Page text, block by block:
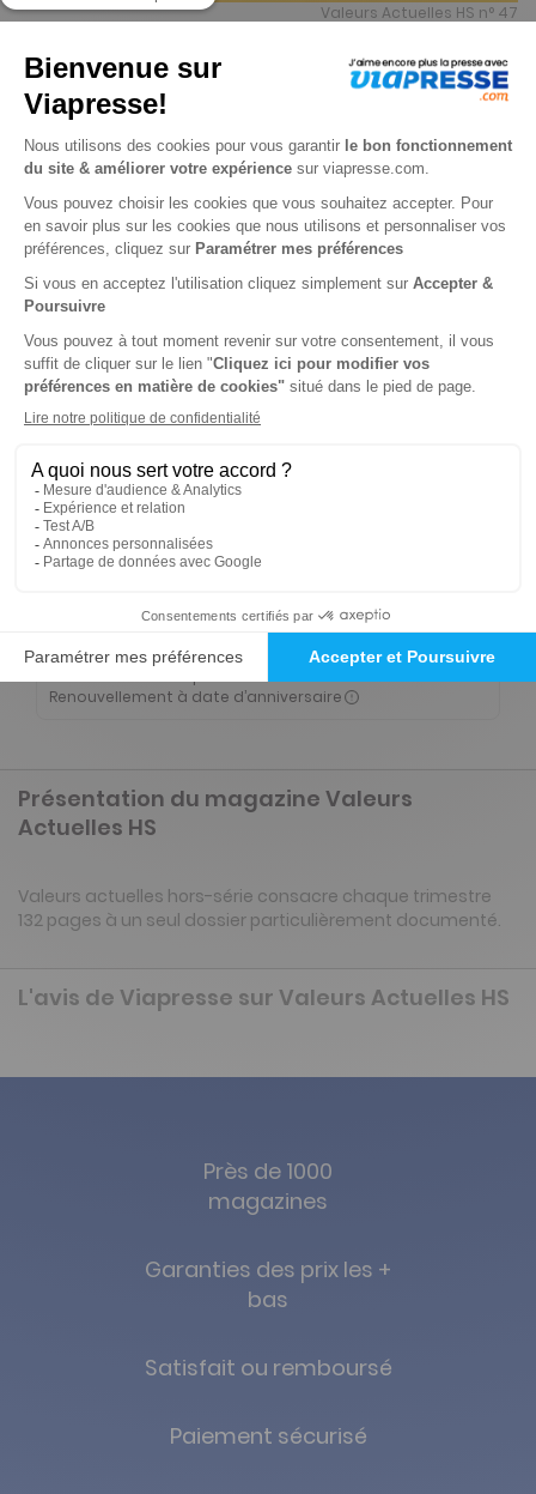
Valeurs Actuelles HS n° 47
Je choisis un support
Papier
Je choisis une durée
Abonnement 1 an
152€15 Tarif Kiosque :
Tarif France métropolitaine
Renouvellement à date d’anniversaire
Abonnement 1 an
25€42 Tarif Kiosque :47€60
Renouvellement à date d’anniversaire
Présentation du magazine Valeurs
Actuelles HS
Valeurs actuelles hors-série consacre chaque trimestre
132 pages à un seul dossier particulièrement documenté.
L'avis de Viapresse sur Valeurs Actuelles HS
Près de 1000
magazines
Garanties des prix les +
bas
Satisfait ou remboursé
Paiement sécurisé